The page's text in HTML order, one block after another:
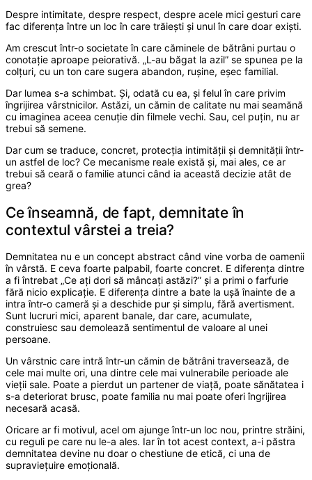
Despre intimitate, despre respect, despre acele mici gesturi care
fac diferența între un loc în care trăiești și unul în care doar exiști.
Am crescut într-o societate în care căminele de bătrâni purtau o
conotație aproape peiorativă. „L-au băgat la azil” se spunea pe la
colțuri, cu un ton care sugera abandon, rușine, eșec familial.
Dar lumea s-a schimbat. Și, odată cu ea, și felul în care privim
îngrijirea vârstnicilor. Astăzi, un cămin de calitate nu mai seamănă
cu imaginea aceea cenuție din filmele vechi. Sau, cel puțin, nu ar
trebui să semene.
Dar cum se traduce, concret, protecția intimității și demnității într-
un astfel de loc? Ce mecanisme reale există și, mai ales, ce ar
trebui să ceară o familie atunci când ia această decizie atât de
grea?
Ce înseamnă, de fapt, demnitate în
contextul vârstei a treia?
Demnitatea nu e un concept abstract când vine vorba de oamenii
în vârstă. E ceva foarte palpabil, foarte concret. E diferența dintre
a fi întrebat „Ce ați dori să mâncați astăzi?” și a primi o farfurie
fără nicio explicație. E diferența dintre a bate la ușă înainte de a
intra într-o cameră și a deschide pur și simplu, fără avertisment.
Sunt lucruri mici, aparent banale, dar care, acumulate,
construiesc sau demolează sentimentul de valoare al unei
persoane.
Un vârstnic care intră într-un cămin de bătrâni traversează, de
cele mai multe ori, una dintre cele mai vulnerabile perioade ale
vieții sale. Poate a pierdut un partener de viață, poate sănătatea i
s-a deteriorat brusc, poate familia nu mai poate oferi îngrijirea
necesară acasă.
Oricare ar fi motivul, acel om ajunge într-un loc nou, printre străini,
cu reguli pe care nu le-a ales. Iar în tot acest context, a-i păstra
demnitatea devine nu doar o chestiune de etică, ci una de
supraviețuire emoțională.